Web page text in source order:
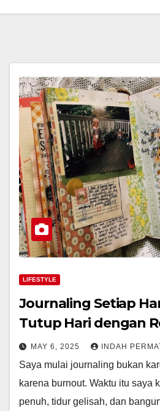
LIFESTYLE
Journaling Setiap
Tutup Hari dengan
MAY 6, 2025 INDAH
Saya mulai journaling bukan
karena burnout. Waktu itu saya
penuh, tidur gelisah, dan